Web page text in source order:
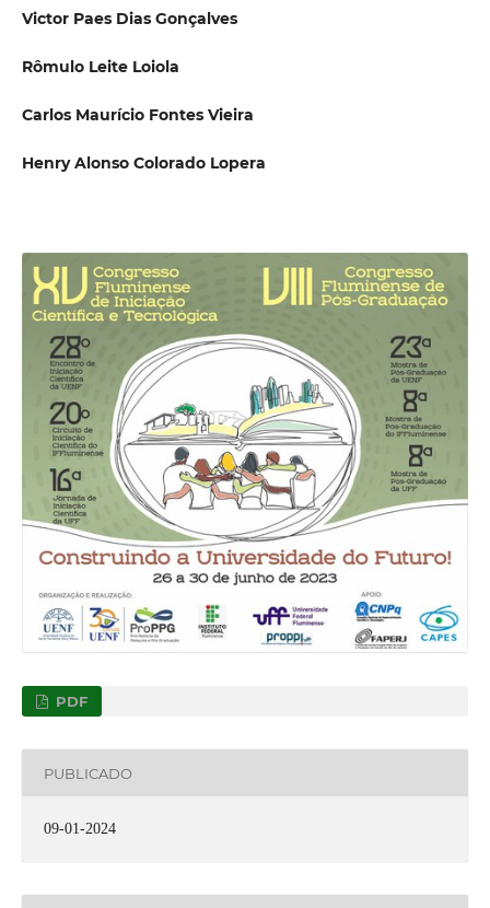
Victor Paes Dias Gonçalves
Rômulo Leite Loiola
Carlos Maurício Fontes Vieira
Henry Alonso Colorado Lopera
PDF
PUBLICADO
09-01-2024